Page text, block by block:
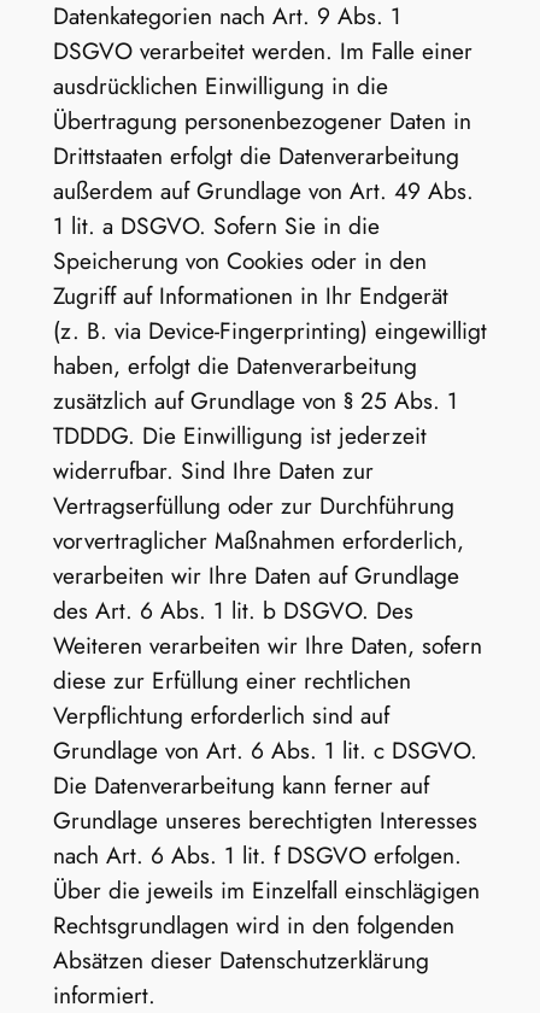
Datenkategorien nach Art. 9 Abs. 1
DSGVO verarbeitet werden. Im Falle einer
ausdrücklichen Einwilligung in die
Übertragung personenbezogener Daten in
Drittstaaten erfolgt die Datenverarbeitung
außerdem auf Grundlage von Art. 49 Abs.
1 lit. a DSGVO. Sofern Sie in die
Speicherung von Cookies oder in den
Zugriff auf Informationen in Ihr Endgerät
(z. B. via Device-Fingerprinting) eingewilligt
haben, erfolgt die Datenverarbeitung
zusätzlich auf Grundlage von § 25 Abs. 1
TDDDG. Die Einwilligung ist jederzeit
widerrufbar. Sind Ihre Daten zur
Vertragserfüllung oder zur Durchführung
vorvertraglicher Maßnahmen erforderlich,
verarbeiten wir Ihre Daten auf Grundlage
des Art. 6 Abs. 1 lit. b DSGVO. Des
Weiteren verarbeiten wir Ihre Daten, sofern
diese zur Erfüllung einer rechtlichen
Verpflichtung erforderlich sind auf
Grundlage von Art. 6 Abs. 1 lit. c DSGVO.
Die Datenverarbeitung kann ferner auf
Grundlage unseres berechtigten Interesses
nach Art. 6 Abs. 1 lit. f DSGVO erfolgen.
Über die jeweils im Einzelfall einschlägigen
Rechtsgrundlagen wird in den folgenden
Absätzen dieser Datenschutzerklärung
informiert.